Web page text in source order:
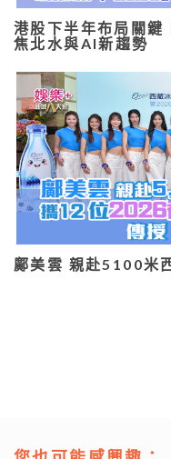
港股下半年布局關鍵
焦北水與AI新趨勢
鄺美雲 親赴5100米